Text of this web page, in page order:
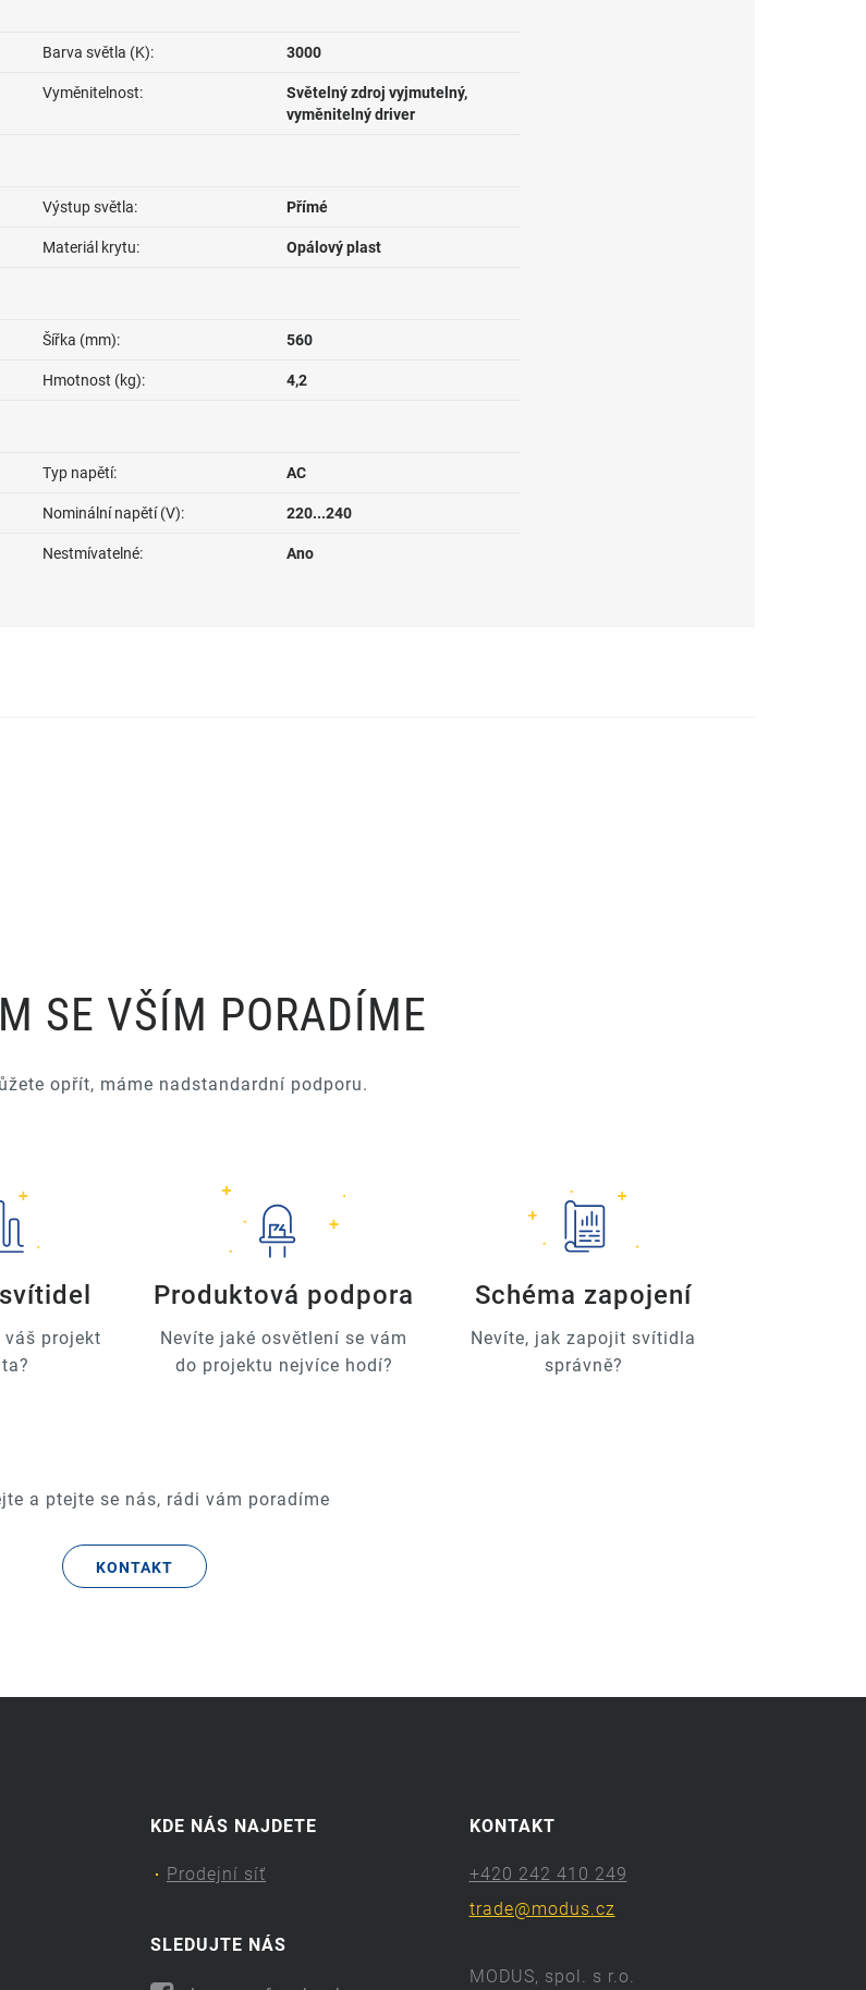
Barva světla (K): 3000
Vyměnitelnost:
Světelný zdroj vyjmutelný,
vyměnitelný driver
Výstup světla: Přímé
Materiál krytu: Opálový plast
Šířka (mm): 560
Hmotnost (kg): 4,2
Typ napětí: AC
Nominální napětí (V): 220...240
Nestmívatelné: Ano
SE VŠÍM PORADÍME
opřít, máme nadstandardní podporu.
váš projekt
Produktová podpora
Nevíte jaké osvětlení se vám
do projektu nejvíce hodí?
Schéma zapojení
Nevíte, jak zapojit svítidla
správně?
a ptejte se nás, rádi vám poradíme
KONTAKT
KDE NÁS NAJDETE
Prodejní síť
SLEDUJTE NÁS
KONTAKT
+420 242 410 249
trade@modus.cz
MODUS, spol. s r.o.